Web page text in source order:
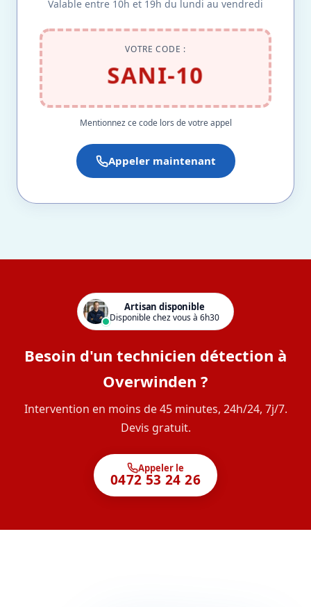
Valable entre 10h et 19h du lundi au vendredi
VOTRE CODE :
SANI-10
Mentionnez ce code lors de votre appel
Appeler maintenant
Artisan disponible
Disponible chez vous à 6h30
Besoin d'un technicien détection à
Overwinden ?
Intervention en moins de 45 minutes, 24h/24, 7j/7.
Devis gratuit.
Appeler le
0472 53 24 26